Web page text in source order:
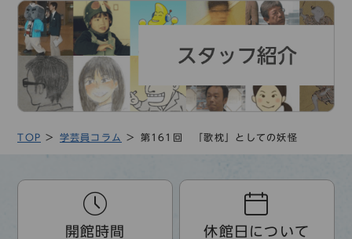
TOP 学芸員コラム 第161回 「歌枕」としての妖怪
開館時間 休館日について